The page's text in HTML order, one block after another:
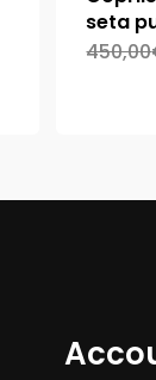
seta
450,00